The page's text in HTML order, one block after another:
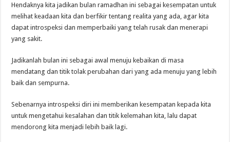
Hendaknya kita jadikan bulan ramadhan ini sebagai kesempatan untuk
melihat keadaan kita dan berfikir tentang realita yang ada, agar kita
dapat introspeksi dan memperbaiki yang telah rusak dan menerapi
yang sakit.
Jadikanlah bulan ini sebagai awal menuju kebaikan di masa
mendatang dan titik tolak perubahan dari yang ada menuju yang lebih
baik dan sempurna.
Sebenarnya introspeksi diri ini memberikan kesempatan kepada kita
untuk mengetahui kesalahan dan titik kelemahan kita, lalu dapat
mendorong kita menjadi lebih baik lagi.